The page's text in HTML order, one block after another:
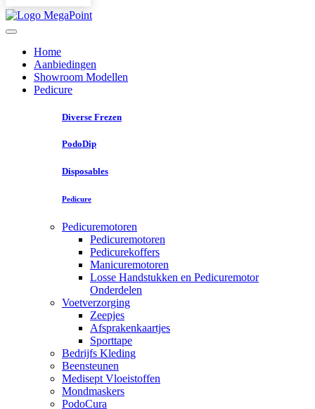
Home
Aanbiedingen
Showroom Modellen
Pedicure
Diverse Frezen
PodoDip
Disposables
Pedicure
Pedicuremotoren
Pedicuremotoren
Pedicurekoffers
Manicuremotoren
Losse Handstukken en Pedicuremotor
Onderdelen
Voetverzorging
Zeepjes
Afsprakenkaartjes
Sporttape
Bedrijfs Kleding
Beensteunen
Medisept Vloeistoffen
Mondmaskers
PodoCura